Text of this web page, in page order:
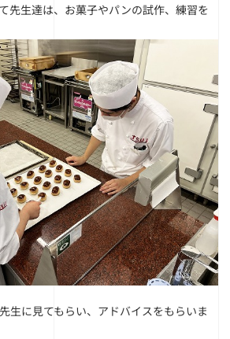
先生達は、お菓子やパンの試作、練習を
生に見てもらい、アドバイスをもらいま